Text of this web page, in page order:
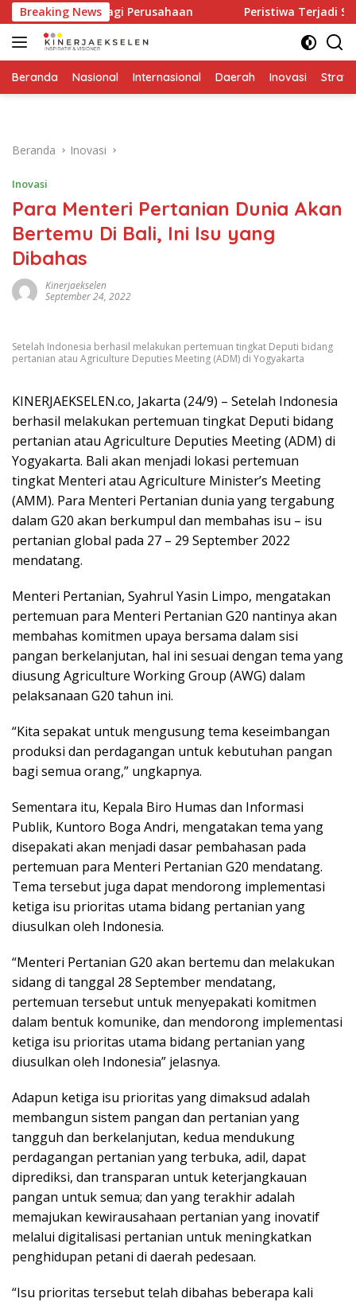
Langsung
ke
konten
Breaking News
Keras Bagi Perusahaan Peristiwa Terjadi Sekali,
Beranda Nasional Internasional Daerah Inovasi
Beranda Inovasi
Inovasi
Para Menteri Pertanian Dunia Akan
Bertemu Di Bali, Ini Isu yang
Dibahas
Kinerjaekselen
September 24, 2022
Setelah Indonesia berhasil melakukan pertemuan tingkat Deputi bidang
pertanian atau Agriculture Deputies Meeting (ADM) di Yogyakarta
KINERJAEKSELEN.co, Jakarta (24/9) – Setelah Indonesia
berhasil melakukan pertemuan tingkat Deputi bidang
pertanian atau Agriculture Deputies Meeting (ADM) di
Yogyakarta. Bali akan menjadi lokasi pertemuan
tingkat Menteri atau Agriculture Minister’s Meeting
(AMM). Para Menteri Pertanian dunia yang tergabung
dalam G20 akan berkumpul dan membahas isu – isu
pertanian global pada 27 – 29 September 2022
mendatang.
Menteri Pertanian, Syahrul Yasin Limpo, mengatakan
pertemuan para Menteri Pertanian G20 nantinya akan
membahas komitmen upaya bersama dalam sisi
pangan berkelanjutan, hal ini sesuai dengan tema yang
diusung Agriculture Working Group (AWG) dalam
pelaksanaan G20 tahun ini.
“Kita sepakat untuk mengusung tema keseimbangan
produksi dan perdagangan untuk kebutuhan pangan
bagi semua orang,” ungkapnya.
Sementara itu, Kepala Biro Humas dan Informasi
Publik, Kuntoro Boga Andri, mengatakan tema yang
disepakati akan menjadi dasar pembahasan pada
pertemuan para Menteri Pertanian G20 mendatang.
Tema tersebut juga dapat mendorong implementasi
ketiga isu prioritas utama bidang pertanian yang
diusulkan oleh Indonesia.
“Menteri Pertanian G20 akan bertemu dan melakukan
sidang di tanggal 28 September mendatang,
pertemuan tersebut untuk menyepakati komitmen
dalam bentuk komunike, dan mendorong implementasi
ketiga isu prioritas utama bidang pertanian yang
diusulkan oleh Indonesia” jelasnya.
Adapun ketiga isu prioritas yang dimaksud adalah
membangun sistem pangan dan pertanian yang
tangguh dan berkelanjutan, kedua mendukung
perdagangan pertanian yang terbuka, adil, dapat
diprediksi, dan transparan untuk keterjangkauan
pangan untuk semua; dan yang terakhir adalah
memajukan kewirausahaan pertanian yang inovatif
melalui digitalisasi pertanian untuk meningkatkan
penghidupan petani di daerah pedesaan.
“Isu prioritas tersebut telah dibahas beberapa kali